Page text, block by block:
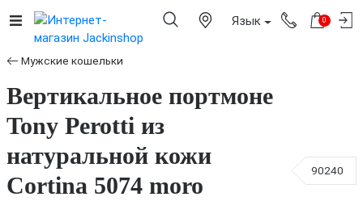
Язык 0
Мужские кошельки
Вертикальное портмоне
Tony Perotti из
натуральной кожи
Cortina 5074 moro
90240